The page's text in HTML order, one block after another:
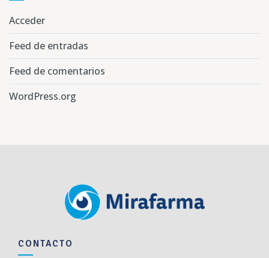
Acceder
Feed de entradas
Feed de comentarios
WordPress.org
CONTACTO